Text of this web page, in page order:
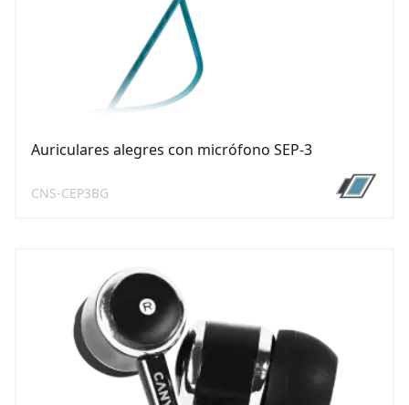
Auriculares alegres con micrófono SEP-3
CNS-CEP3BG